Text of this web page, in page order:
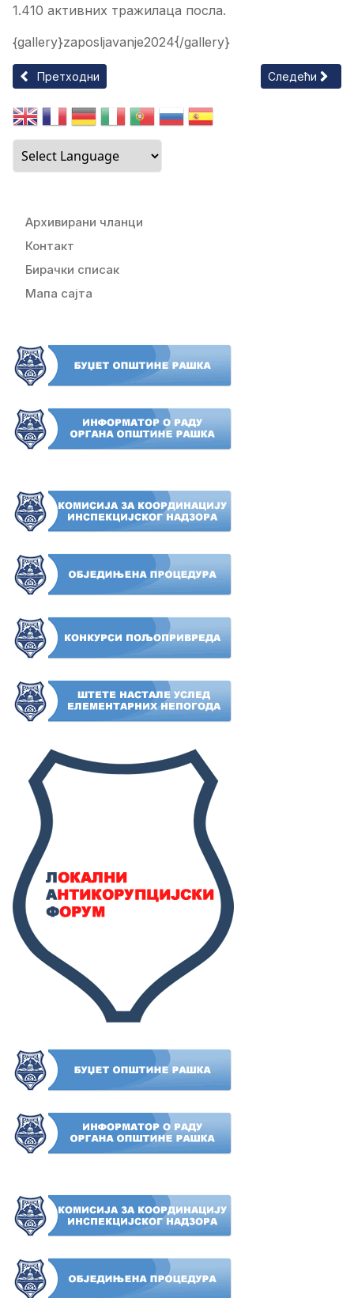
1.410 активних тражилаца посла.
{gallery}zaposljavanje2024{/gallery}
Претходни чланак: УКЛОЊЕНИ НЕЛЕГАЛНО
Претходни Следећи
Следећи
Архивирани чланци
Контакт
Бирачки списак
Мапа сајта